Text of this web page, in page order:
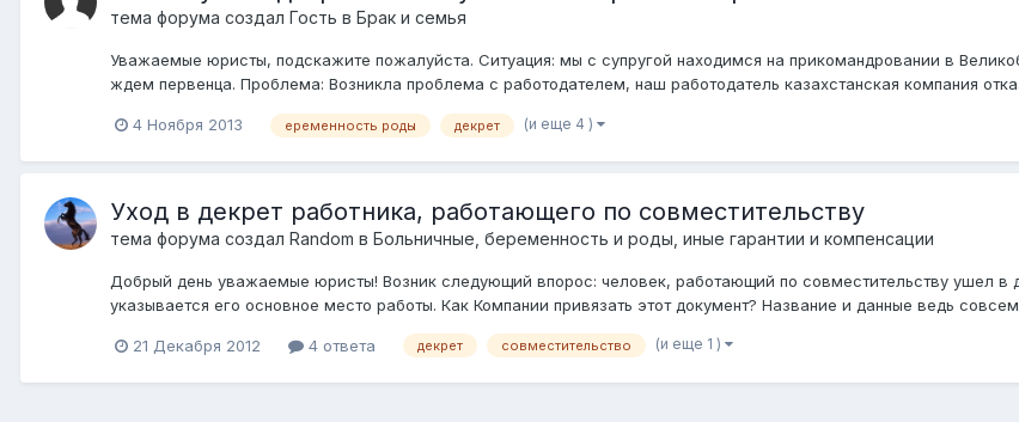
тема форума создал Гость в Брак и семья
Уважаемые юристы, подскажите пожалуйста. Ситуация: мы с супругой находимся на прикомандровании в
ждем первенца. Проблема: Возникла проблема с работодателем, наш работодатель казахстанская компания
4 Ноября 2013 еременность роды декрет (и еще 4 )
Уход в декрет работника, работающего по совместительству
тема форума создал Random в Больничные, беременность и роды, иные гарантии и компенсации
Добрый день уважаемые юристы! Возник следующий впорос: человек, работающий по совместительству ушел в
указывается его основное место работы. Как Компании привязать этот документ? Название и данные ведь
21 Декабря 2012 4 ответа декрет совместительство (и еще 1 )